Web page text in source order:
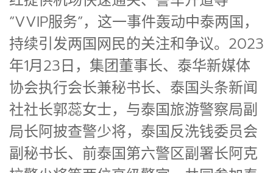
“VVIP服务”，这一事件轰动中泰两国，
持续引发两国网民的关注和争议。2023
年1月23日，集团董事长、泰华新媒体
协会执行会长兼秘书长、泰国头条新闻
社社长郭蕊女士，与泰国旅游警察局副
局长阿披查警少将，泰国反洗钱委员会
副秘书长、前泰国第六警区副署长阿克